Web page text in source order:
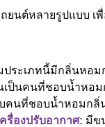
นต์หลายรูปแบบ เ
ระเภทนี้มีกลิ่นหอม
ป็นคนที่ชอบน้ำหอม
คนที่ชอบน้ำหอมกลิ่น
รื่องปรับอากาศ: มีข